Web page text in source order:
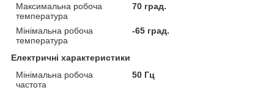
Максимальна робоча
температура
70 град.
Мінімальна робоча
температура
-65 град.
Електричні характеристики
Мінімальна робоча
частота
50 Гц